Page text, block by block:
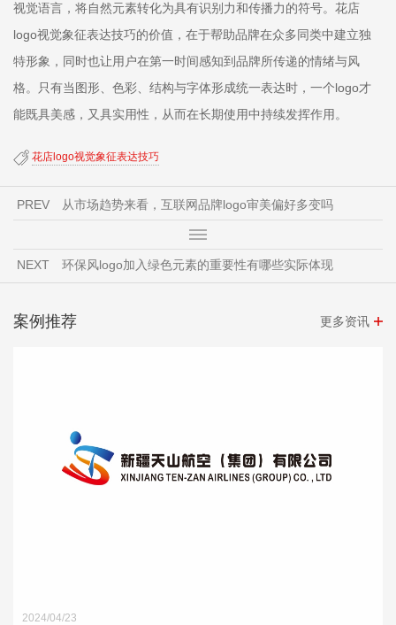
视觉语言，将自然元素转化为具有识别力和传播力的符号。花店
logo视觉象征表达技巧的价值，在于帮助品牌在众多同类中建立独
特形象，同时也让用户在第一时间感知到品牌所传递的情绪与风
格。只有当图形、色彩、结构与字体形成统一表达时，一个logo才
能既具美感，又具实用性，从而在长期使用中持续发挥作用。
花店logo视觉象征表达技巧
PREV 从市场趋势来看，互联网品牌logo审美偏好多变吗
NEXT 环保风logo加入绿色元素的重要性有哪些实际体现
案例推荐 更多资讯
2024/04/23